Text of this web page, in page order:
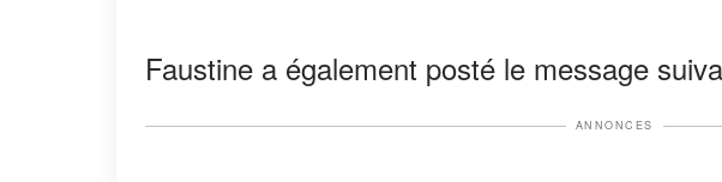
Faustine a également posté le message
ANNONCES